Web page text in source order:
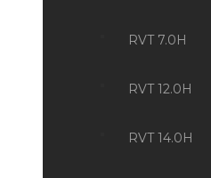
RVT 7.0H
RVT 12.0H
RVT 14.0H